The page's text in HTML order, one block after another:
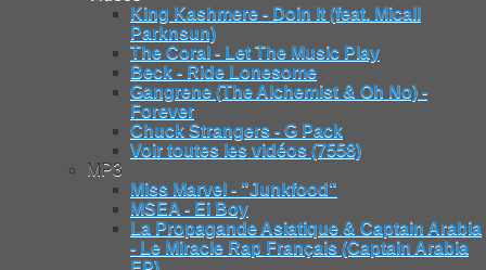
King Kashmere - Doin It (feat. Micall
Parknsun)
The Coral - Let The Music Play
Beck - Ride Lonesome
Gangrene (The Alchemist & Oh No) -
Forever
Chuck Strangers - G Pack
Voir toutes les vidéos (7558)
MP3
Miss Marvel - "Junkfood"
MSEA - Ei Boy
La Propagande Asiatique & Captain Arabia
- Le Miracle Rap Français (Captain Arabia